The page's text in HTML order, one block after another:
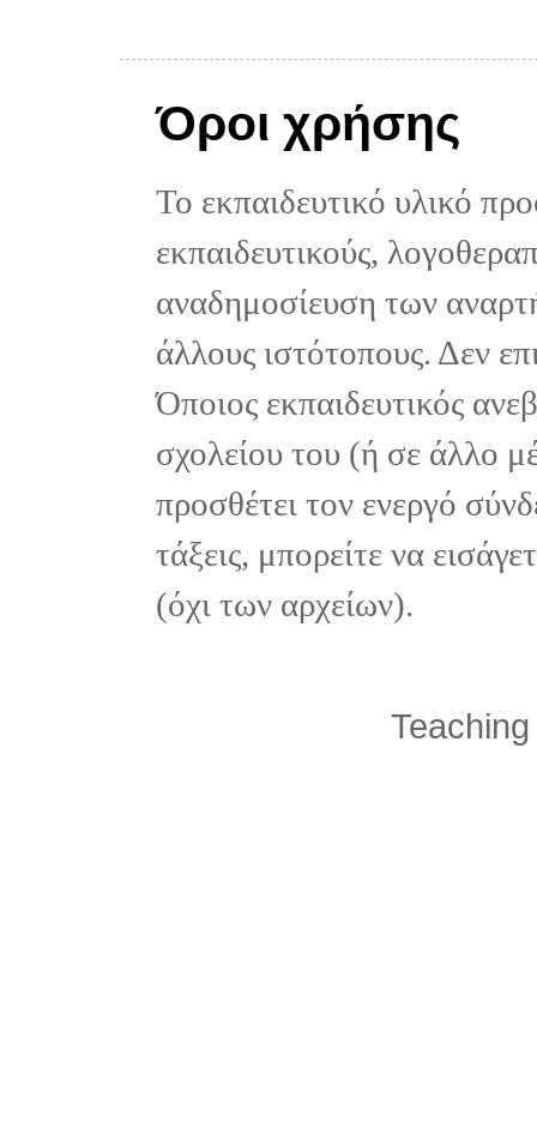
Όροι χρήσης
Το εκπαιδευτικό υλικό
εκπαιδευτικούς,
αναδημοσίευση των
άλλους ιστότοπους. Δεν
Όποιος εκπαιδευτικός
σχολείου του (ή σε άλλο
προσθέτει τον ενεργό
τάξεις, μπορείτε να
(όχι των αρχείων).